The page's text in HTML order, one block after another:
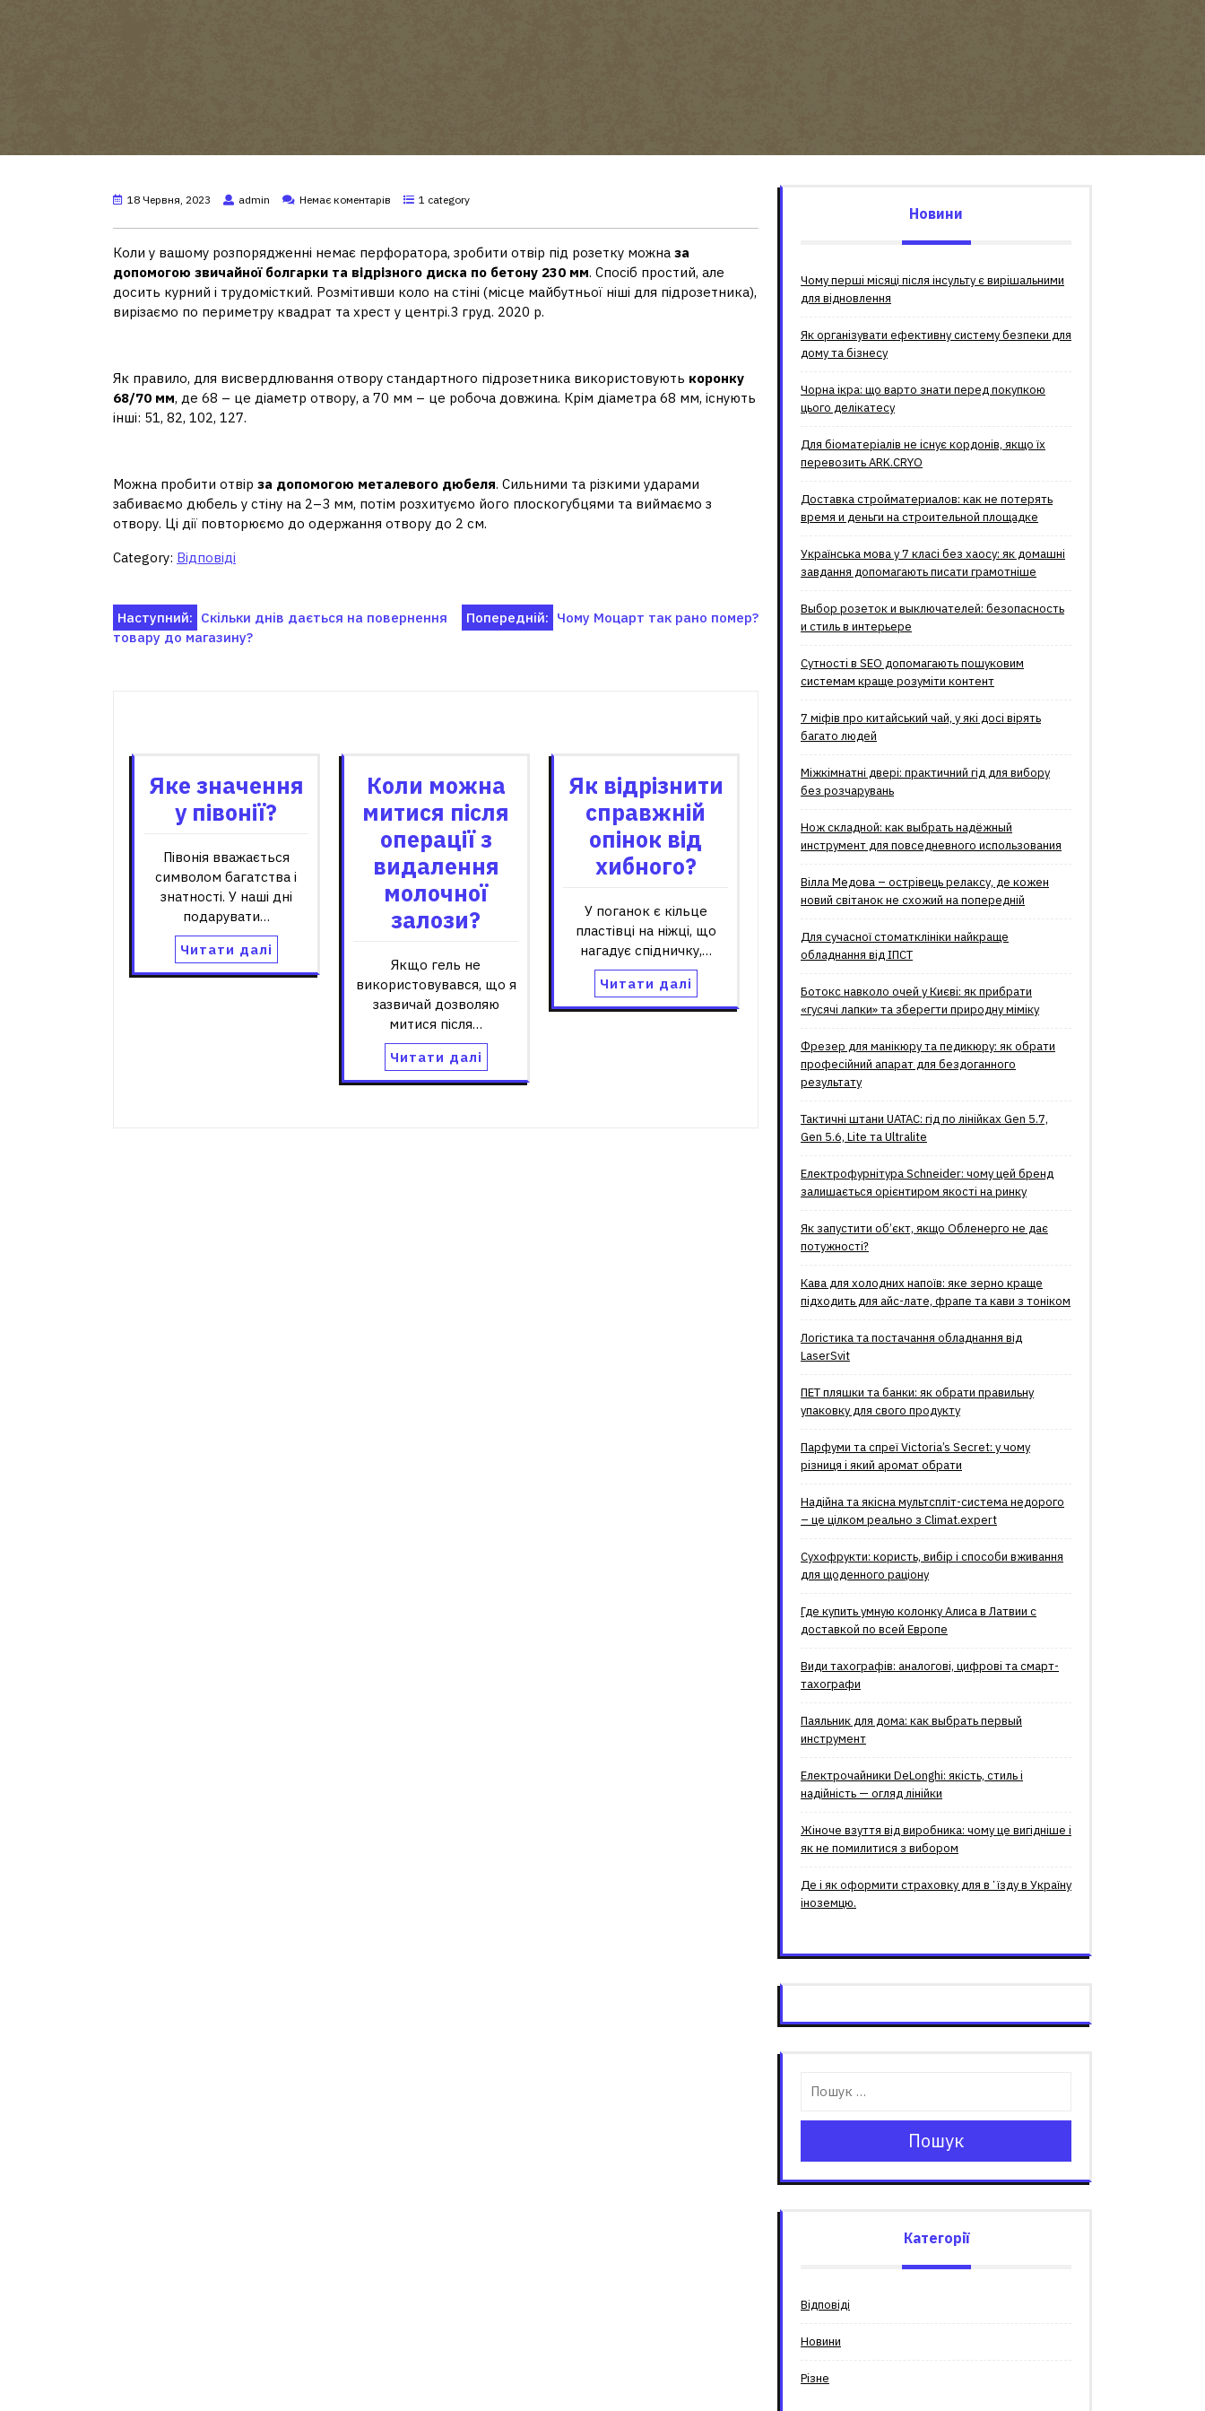
18 Червня, 2023 admin Немає коментарів 1 category
Коли у вашому розпорядженні немає перфоратора, зробити отвір під розетку можна за
допомогою звичайної болгарки та відрізного диска по бетону 230 мм. Спосіб простий, але
досить курний і трудомісткий. Розмітивши коло на стіні (місце майбутньої ніші для підрозетника),
вирізаємо по периметру квадрат та хрест у центрі.3 груд. 2020 р.
Як правило, для висвердлювання отвору стандартного підрозетника використовують коронку
68/70 мм, де 68 – це діаметр отвору, а 70 мм – це робоча довжина. Крім діаметра 68 мм, існують
інші: 51, 82, 102, 127.
Можна пробити отвір за допомогою металевого дюбеля. Сильними та різкими ударами
забиваємо дюбель у стіну на 2–3 мм, потім розхитуємо його плоскогубцями та виймаємо з
отвору. Ці дії повторюємо до одержання отвору до 2 см.
Category: Відповіді
Навігація
Попередній: Чому Моцарт так рано помер?
Наступний: Скільки днів дається на повернення
товару до магазину?
Яке значення
у півонії?
Півонія вважається
символом багатства і
знатності. У наші дні
подарувати…
Читати далі
Коли можна
митися після
операції з
видалення
молочної
залози?
Якщо гель не
використовувався, що я
зазвичай дозволяю
митися після…
Читати далі
Як відрізнити
справжній
опінок від
хибного?
У поганок є кільце
пластівці на ніжці, що
нагадує спідничку,…
Читати далі
Новини
Чому перші місяці після інсульту є вирішальними
для відновлення
Як організувати ефективну систему безпеки для
дому та бізнесу
Чорна ікра: що варто знати перед покупкою
цього делікатесу
Для біоматеріалів не існує кордонів, якщо їх
перевозить ARK.CRYO
Доставка стройматериалов: как не потерять
время и деньги на строительной площадке
Українська мова у 7 класі без хаосу: як домашні
завдання допомагають писати грамотніше
Выбор розеток и выключателей: безопасность
и стиль в интерьере
Сутності в SEO допомагають пошуковим
системам краще розуміти контент
7 міфів про китайський чай, у які досі вірять
багато людей
Міжкімнатні двері: практичний гід для вибору
без розчарувань
Нож складной: как выбрать надёжный
инструмент для повседневного использования
Вілла Медова – острівець релаксу, де кожен
новий світанок не схожий на попередній
Для сучасної стоматклініки найкраще
обладнання від ІПСТ
Ботокс навколо очей у Києві: як прибрати
«гусячі лапки» та зберегти природну міміку
Фрезер для манікюру та педикюру: як обрати
професійний апарат для бездоганного
результату
Тактичні штани UATAC: гід по лінійках Gen 5.7,
Gen 5.6, Lite та Ultralite
Електрофурнітура Schneider: чому цей бренд
залишається орієнтиром якості на ринку
Як запустити об’єкт, якщо Обленерго не дає
потужності?
Кава для холодних напоїв: яке зерно краще
підходить для айс-лате, фрапе та кави з тоніком
Логістика та постачання обладнання від
LaserSvit
ПЕТ пляшки та банки: як обрати правильну
упаковку для свого продукту
Парфуми та спреї Victoria’s Secret: у чому
різниця і який аромат обрати
Надійна та якісна мультспліт-система недорого
– це цілком реально з Climat.еxpert
Сухофрукти: користь, вибір і способи вживання
для щоденного раціону
Где купить умную колонку Алиса в Латвии с
доставкой по всей Европе
Види тахографів: аналогові, цифрові та смарт-
тахографи
Паяльник для дома: как выбрать первый
инструмент
Електрочайники DeLonghi: якість, стиль і
надійність — огляд лінійки
Жіноче взуття від виробника: чому це вигідніше і
як не помилитися з вибором
Де і як оформити страховку для вʼїзду в Україну
іноземцю.
Пошук
Категорії
Відповіді
Новини
Різне